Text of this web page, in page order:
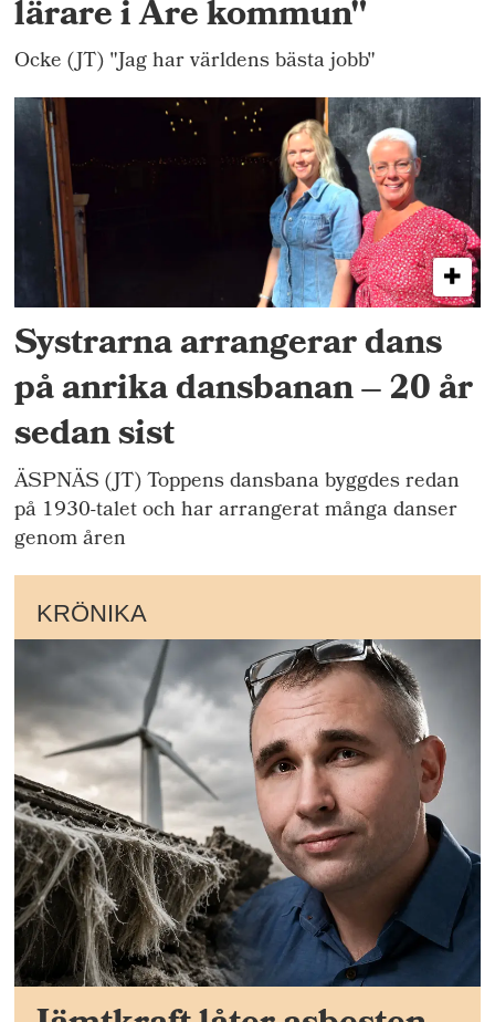
lärare i Åre kommun"
Ocke (JT) "Jag har världens bästa jobb"
Systrarna arrangerar dans
på anrika dansbanan – 20 år
sedan sist
ÄSPNÄS (JT) Toppens dansbana byggdes redan
på 1930-talet och har arrangerat många danser
genom åren
KRÖNIKA